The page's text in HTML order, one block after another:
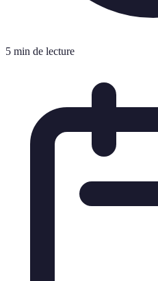
5 min de lecture